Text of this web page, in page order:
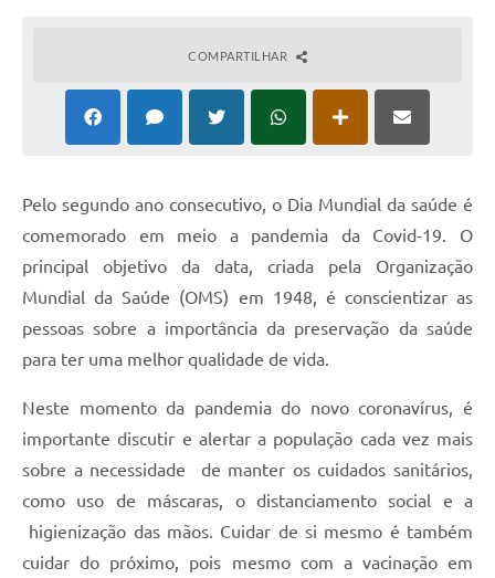
COMPARTILHAR
Pelo segundo ano consecutivo, o Dia Mundial da saúde é
comemorado em meio a pandemia da Covid-19. O
principal objetivo da data, criada pela Organização
Mundial da Saúde (OMS) em 1948, é conscientizar as
pessoas sobre a importância da preservação da saúde
para ter uma melhor qualidade de vida.
Neste momento da pandemia do novo coronavírus, é
importante discutir e alertar a população cada vez mais
sobre a necessidade de manter os cuidados sanitários,
como uso de máscaras, o distanciamento social e a
higienização das mãos. Cuidar de si mesmo é também
cuidar do próximo, pois mesmo com a vacinação em